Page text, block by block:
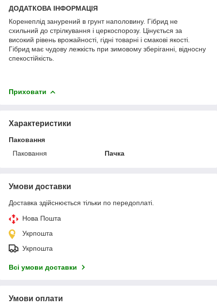
ДОДАТКОВА ІНФОРМАЦІЯ
Коренеплід занурений в грунт наполовину. Гібрид не
схильний до стрілкування і церкоспорозу. Цінується за
високий рівень врожайності, гідні товарні і смакові якості.
Гібрид має чудову лежкість при зимовому зберіганні, відносну
спекостійкість.
Приховати
Характеристики
Паковання
Паковання
Пачка
Умови доставки
Доставка здійснюється тільки по передоплаті.
Нова Пошта
Укрпошта
Укрпошта
Всі умови доставки
Умови оплати